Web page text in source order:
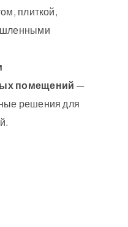
плиткой,
помещений —
решения для